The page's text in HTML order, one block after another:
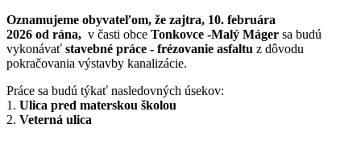
Oznamujeme obyvateľom, že zajtra, 10. februára
2026 od rána, v časti obce Tonkovce -Malý Máger sa budú
vykonávať stavebné práce - frézovanie asfaltu z dôvodu
pokračovania výstavby kanalizácie.
Práce sa budú týkať nasledovných úsekov:
1. Ulica pred materskou školou
2. Veterná ulica